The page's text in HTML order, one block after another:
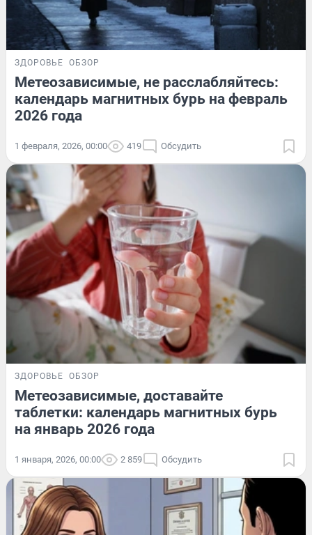
ЗДОРОВЬЕ ОБЗОР
Метеозависимые, не расслабляйтесь:
календарь магнитных бурь на февраль
2026 года
1 февраля, 2026, 00:00 419 Обсудить
ЗДОРОВЬЕ ОБЗОР
Метеозависимые, доставайте
таблетки: календарь магнитных бурь
на январь 2026 года
1 января, 2026, 00:00 2 859 Обсудить